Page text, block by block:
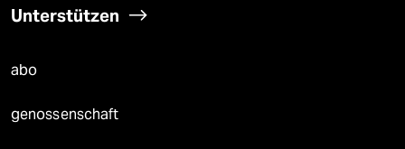
Unterstützen
abo
genossenschaft